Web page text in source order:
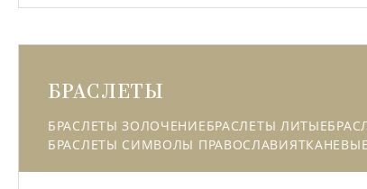
БРАСЛЕТЫ
БРАСЛЕТЫ ЗОЛОЧЕНИЕБРАСЛЕТЫ ЛИТЫЕ
БРАСЛЕТЫ СИМВОЛЫ ПРАВОСЛАВИЯ